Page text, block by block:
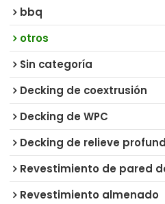
bbq
otros
Sin categoría
Decking de coextrusión
Decking de WPC
Decking de relieve
Revestimiento de pared
Revestimiento almenado